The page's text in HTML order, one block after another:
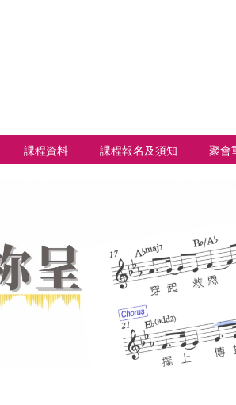
課程資料 課程報名及須知 聚會